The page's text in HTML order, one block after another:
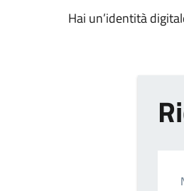
Hai un’identità